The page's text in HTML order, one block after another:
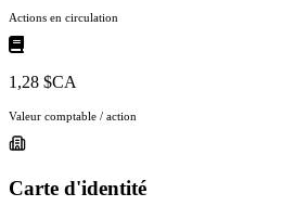
Actions en circulation
1,28 $CA
Valeur comptable / action
Carte d'identité